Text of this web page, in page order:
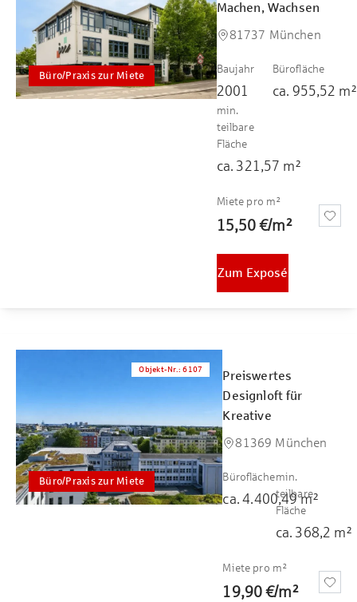
Büro/Praxis zur Miete
Machen, Wachsen
81737 München
Baujahr
2001
Bürofläche
ca. 955,52 m²
min.
teilbare
Fläche
ca. 321,57 m²
Miete pro m²
15,50 €/m²
Zum Exposé
Büro/Praxis zur Miete
Objekt-Nr. :6107
Preiswertes
Designloft für
Kreative
81369 München
Bürofläche
ca. 4.400,49m²
min.
teilbare
Fläche
ca. 368,2 m²
Miete pro m²
19,90 €/m²